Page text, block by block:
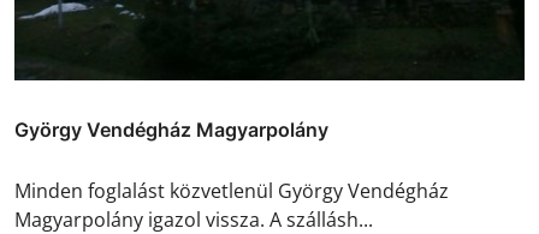
György Vendégház Magyarpolány
Minden foglalást közvetlenül György Vendégház
Magyarpolány igazol vissza. A szállásh...